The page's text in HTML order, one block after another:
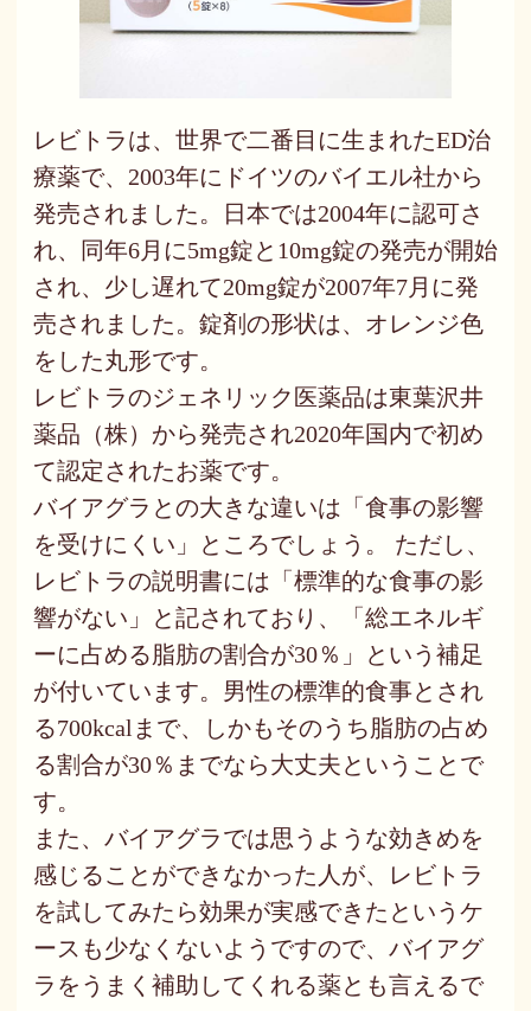
レビトラは、世界で二番目に生まれたED治
療薬で、2003年にドイツのバイエル社から
発売されました。日本では2004年に認可さ
れ、同年6月に5mg錠と10mg錠の発売が開始
され、少し遅れて20mg錠が2007年7月に発
売されました。錠剤の形状は、オレンジ色
をした丸形です。
レビトラのジェネリック医薬品は東葉沢井
薬品（株）から発売され2020年国内で初め
て認定されたお薬です。
バイアグラとの大きな違いは「食事の影響
を受けにくい」ところでしょう。 ただし、
レビトラの説明書には「標準的な食事の影
響がない」と記されており、「総エネルギ
ーに占める脂肪の割合が30％」という補足
が付いています。男性の標準的食事とされ
る700kcalまで、しかもそのうち脂肪の占め
る割合が30％までなら大丈夫ということで
す。
また、バイアグラでは思うような効きめを
感じることができなかった人が、レビトラ
を試してみたら効果が実感できたというケ
ースも少なくないようですので、バイアグ
ラをうまく補助してくれる薬とも言えるで